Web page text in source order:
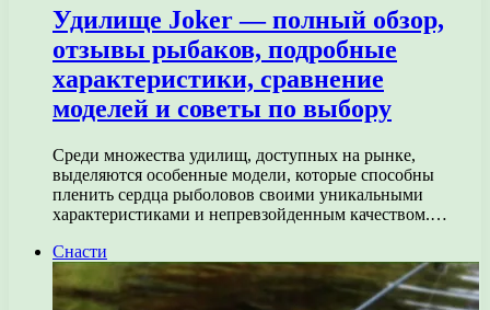
Удилище Joker — полный обзор,
отзывы рыбаков, подробные
характеристики, сравнение
моделей и советы по выбору
Среди множества удилищ, доступных на рынке,
выделяются особенные модели, которые способны
пленить сердца рыболовов своими уникальными
характеристиками и непревзойденным качеством.…
Снасти